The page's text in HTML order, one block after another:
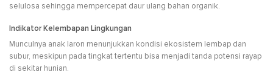
selulosa sehingga mempercepat daur ulang bahan organik.
Indikator Kelembapan Lingkungan
Munculnya anak laron menunjukkan kondisi ekosistem lembap dan
subur, meskipun pada tingkat tertentu bisa menjadi tanda potensi rayap
di sekitar hunian.